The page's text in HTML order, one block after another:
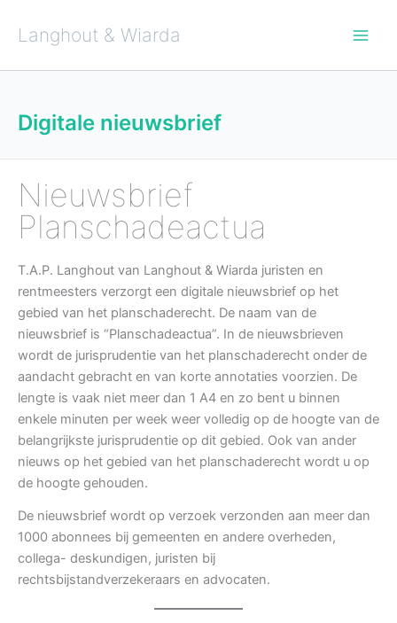
inhoudLanghout & Wiarda
Digitale nieuwsbrief
Nieuwsbrief
Planschadeactua
T.A.P. Langhout van Langhout & Wiarda juristen en
rentmeesters verzorgt een digitale nieuwsbrief op het
gebied van het planschaderecht. De naam van de
nieuwsbrief is “Planschadeactua”. In de nieuwsbrieven
wordt de jurisprudentie van het planschaderecht onder de
aandacht gebracht en van korte annotaties voorzien. De
lengte is vaak niet meer dan 1 A4 en zo bent u binnen
enkele minuten per week weer volledig op de hoogte van de
belangrijkste jurisprudentie op dit gebied. Ook van ander
nieuws op het gebied van het planschaderecht wordt u op
de hoogte gehouden.
De nieuwsbrief wordt op verzoek verzonden aan meer dan
1000 abonnees bij gemeenten en andere overheden,
collega- deskundigen, juristen bij
rechtsbijstandverzekeraars en advocaten.